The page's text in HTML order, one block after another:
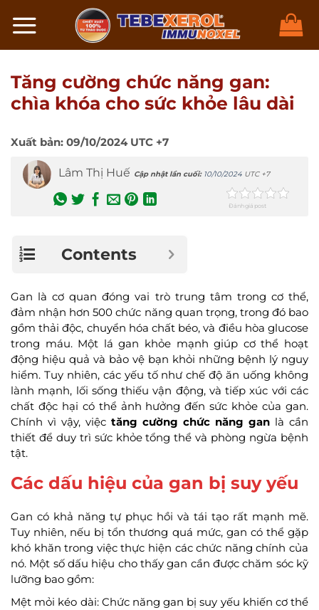
đến
Tăng cường chức năng gan:
chìa khóa cho sức khỏe lâu dài
Xuất bản: 09/10/2024UTC +7
Lâm Thị Huế Cập nhật lần cuối: 10/10/2024 UTC +7
Đánh giá post
Contents
Gan là cơ quan đóng vai trò trung tâm trong cơ thể,
đảm nhận hơn 500 chức năng quan trọng, trong đó bao
gồm thải độc, chuyển hóa chất béo, và điều hòa glucose
trong máu. Một lá gan khỏe mạnh giúp cơ thể hoạt
động hiệu quả và bảo vệ bạn khỏi những bệnh lý nguy
hiểm. Tuy nhiên, các yếu tố như chế độ ăn uống không
lành mạnh, lối sống thiếu vận động, và tiếp xúc với các
chất độc hại có thể ảnh hưởng đến sức khỏe của gan.
Chính vì vậy, việc tăng cường chức năng gan là cần
thiết để duy trì sức khỏe tổng thể và phòng ngừa bệnh
tật.
Các dấu hiệu của gan bị suy yếu
Gan có khả năng tự phục hồi và tái tạo rất mạnh mẽ.
Tuy nhiên, nếu bị tổn thương quá mức, gan có thể gặp
khó khăn trong việc thực hiện các chức năng chính của
nó. Một số dấu hiệu cho thấy gan cần được chăm sóc kỹ
lưỡng bao gồm:
Mệt mỏi kéo dài: Chức năng gan bị suy yếu khiến cơ thể